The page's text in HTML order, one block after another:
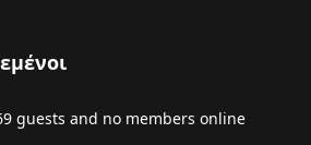
guests and no members online